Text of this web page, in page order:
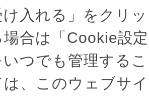
送
「x-アプリ」に取
ークマン”で再生
x-アプリのダウ
ンロードページ
け入れる」をクリ
場合は「Cookie設
いつでも管理する
は、このウェブサ